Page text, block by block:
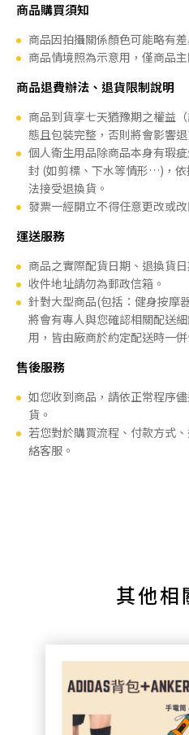
商品購買須知
商品因拍攝關係顏色可能略有
商品情境照為示意用，僅商品
商品退費辦法、退貨限制說明
商品到貨享七天猶豫期之權益
態且包裝完整，否則將會影響退
個人衛生用品除商品本身有瑕
封 (如剪標、下水等情形…)，
法接受退換貨。
發票一經開立不得任意更改或改
運送服務
商品之實際配貨日期、退換貨
收件地址請勿為郵政信箱。
針對大型商品(包括：健身按摩
將會有專人與您確認相關配送
用，皆由廠商於約定配送時一
售後服務
如您收到商品，請依正常程序
貨。
若您對於購買流程、付款方式
絡客服。
其他相